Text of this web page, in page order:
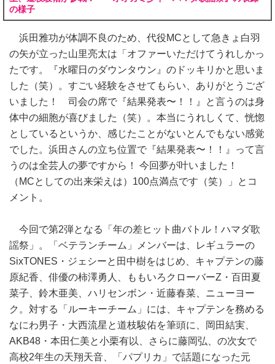
の様子
浜田雅功が体調不良のため、代役MCとして急きょ白羽
の矢が立った山里亮太は「オファーいただけてうれしかっ
たです。『水曜日のダウンタウン』のドッキリかと思いま
した（笑）。すごい経験をさせてもらい、ありがとうござ
いました！ 司会の席で『結果発表〜！！』と言うのは身
体中の細胞が喜びました（笑）。本当にうれしくて、恍惚
としているというか、感じたことがないとんでもない感覚
でした。浜田さんの立ち位置で『結果発表〜！！』って言
うのは全芸人の夢ですから！ 今回夢が叶いました！
（MCとしての出来栄えは）100点満点です（笑）」とコ
メント。
今回で第2弾となる「年の差ヒット曲バトル！ハマダ歌
謡祭」。「ベテランチーム」メンバーは、レギュラーの
SixTONES・ジェシーと田中樹をはじめ、キャプテンの藤
原紀香、俳優の柿澤勇人、ももいろクローバーZ・百田夏
菜子、鈴木亜美、ハリセンボン・近藤春菜、ニューヨー
ク。対する「ルーキーチーム」には、キャプテンを務める
なにわ男子・大西流星と道枝駿佑を筆頭に、岡田結実、
AKB48・本田仁美と小栗有以、さらに藤岡弘、の次女で
高校2年生の天翔天音、「パプリカ」で話題になった元